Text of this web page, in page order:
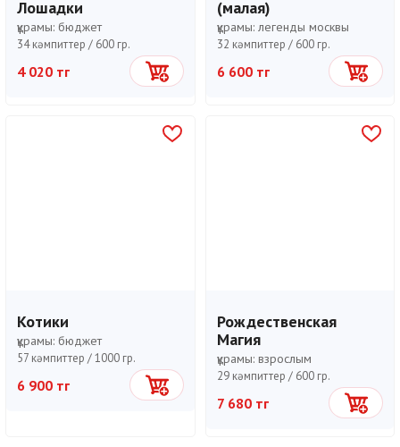
Лошадки
құрамы: бюджет
34 кәмпиттер / 600 гр.
4 020 тг Себетке
(малая)
құрамы: легенды москвы
32 кәмпиттер / 600 гр.
6 600 тг Себетке
Котики
құрамы: бюджет
57 кәмпиттер /1000 гр.
6 900 тг Себетке
Рождественская
Магия
құрамы: взрослым
29 кәмпиттер / 600 гр.
7 680 тг Себетке